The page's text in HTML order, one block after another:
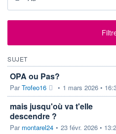
0,96%
DERNIER
+
SUJET
OPA ou Pas?
ParTrofeo16 • 1 mars 2026 •
mais jusqu'où va t'elle
descendre ?
Par montarel24 • 23 févr. 2026 •